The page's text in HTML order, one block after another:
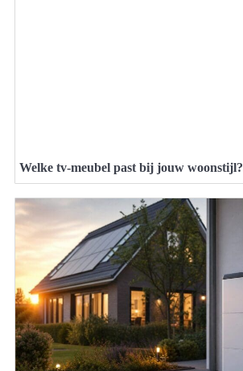
Welke tv-meubel past bij jouw woonstijl?